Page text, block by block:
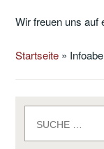
Wir freuen uns auf
Startseite »
Suche
nach: